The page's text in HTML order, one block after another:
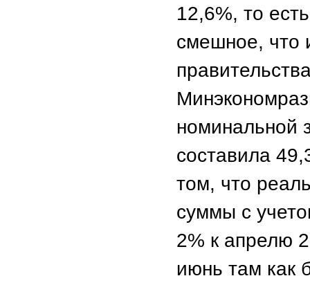
12,6%, то
смешное, что
номинальной
составила
том, что
суммы с
2% к апрелю
июнь там как